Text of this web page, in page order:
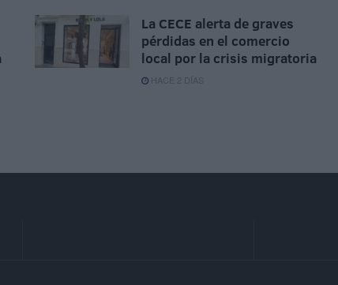
La CECE alerta de graves
pérdidas en el comercio
local por la crisis migratoria
HACE 2 DÍAS